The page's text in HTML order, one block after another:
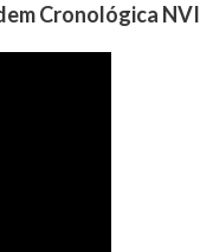
Cronológica NVI